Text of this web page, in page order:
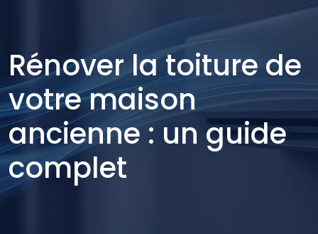
Rénover la toiture de
votre maison
ancienne : un guide
complet